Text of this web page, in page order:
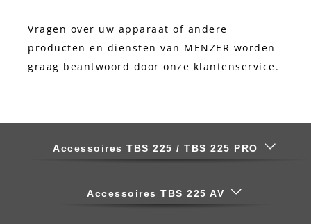
Vragen over uw apparaat of andere
producten en diensten van MENZER worden
graag beantwoord door onze klantenservice.
Accessoires TBS 225 / TBS 225 PRO
Accessoires TBS 225 AV